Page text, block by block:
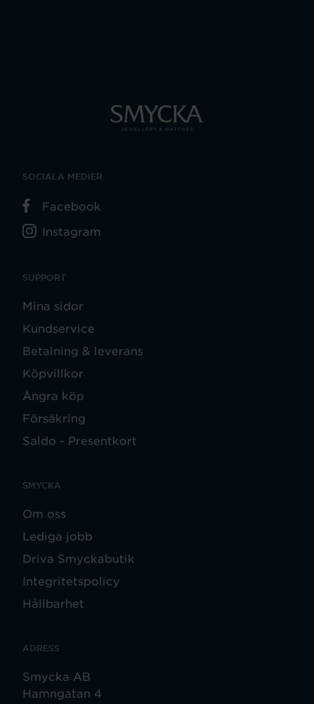
SUPPORT
Mina sidor
Kundservice
Betalning & leverans
Köpvillkor
Ångra köp
Försäkring
Saldo - Presentkort
SMYCKA
Om oss
Lediga jobb
Driva Smyckabutik
Integritetspolicy
Hållbarhet
ADRESS
Smycka AB
Hamngatan 4
SOCIALA MEDIER
Facebook
Instagram